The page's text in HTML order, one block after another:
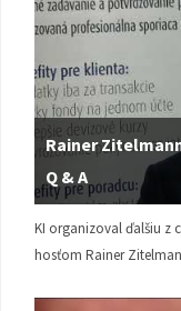
Rainer
Q & A
KI organizoval ďalšiu z
hosťom Rainer